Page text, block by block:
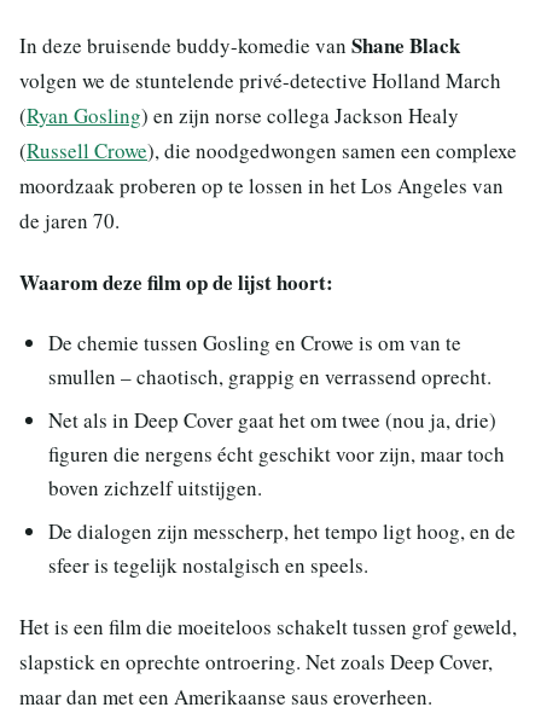
In deze bruisende buddy-komedie van Shane Black
volgen we de stuntelende privé-detective Holland March
(Ryan Gosling) en zijn norse collega Jackson Healy
(Russell Crowe), die noodgedwongen samen een complexe
moordzaak proberen op te lossen in het Los Angeles van
de jaren 70.
Waarom deze film op de lijst hoort:
De chemie tussen Gosling en Crowe is om van te
smullen – chaotisch, grappig en verrassend oprecht.
Net als in Deep Cover gaat het om twee (nou ja, drie)
figuren die nergens écht geschikt voor zijn, maar toch
boven zichzelf uitstijgen.
De dialogen zijn messcherp, het tempo ligt hoog, en de
sfeer is tegelijk nostalgisch en speels.
Het is een film die moeiteloos schakelt tussen grof geweld,
slapstick en oprechte ontroering. Net zoals Deep Cover,
maar dan met een Amerikaanse saus eroverheen.